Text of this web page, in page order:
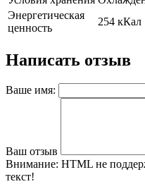
Энергетическая
ценность
254 кКал
Написать отзыв
Ваше имя:
Ваш отзыв
Внимание: HTML не
текст!